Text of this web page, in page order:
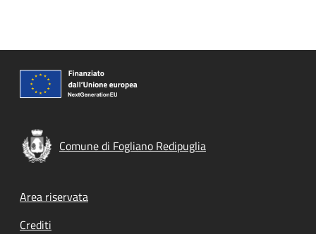
Comune di Fogliano Redipuglia
Footer menu
Area riservata
Crediti